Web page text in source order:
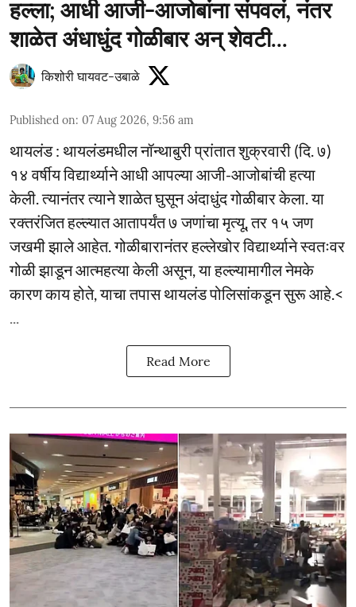
हल्ला; आधी आजी-आजोबांना संपवलं, नंतर
शाळेत अंधाधुंद गोळीबार अन् शेवटी...
किशोरी घायवट-उबाळे
Published on: 07 Aug 2026, 9:56 am
थायलंड : थायलंडमधील नॉन्थाबुरी प्रांतात शुक्रवारी (दि. ७)
१४ वर्षीय विद्यार्थ्याने आधी आपल्या आजी-आजोबांची हत्या
केली. त्यानंतर त्याने शाळेत घुसून अंदाधुंद गोळीबार केला. या
रक्तरंजित हल्ल्यात आतापर्यंत ७ जणांचा मृत्यू, तर १५ जण
जखमी झाले आहेत. गोळीबारानंतर हल्लेखोर विद्यार्थ्याने स्वतःवर
गोळी झाडून आत्महत्या केली असून, या हल्ल्यामागील नेमके
कारण काय होते, याचा तपास थायलंड पोलिसांकडून सुरू आहे.<
...
Read More